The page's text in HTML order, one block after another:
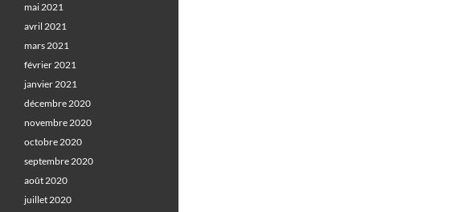
mai 2021
avril 2021
mars 2021
février 2021
janvier 2021
décembre 2020
novembre 2020
octobre 2020
septembre 2020
août 2020
juillet 2020